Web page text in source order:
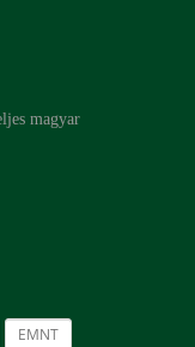
magyar
EMNT